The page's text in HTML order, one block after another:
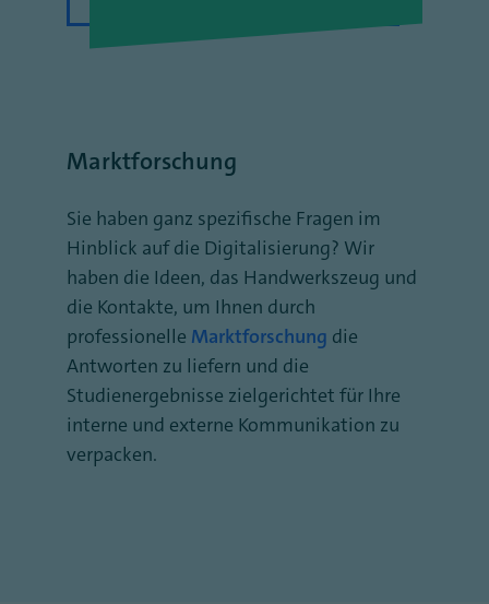
Marktforschung
Sie haben ganz spezifische Fragen im
Hinblick auf die Digitalisierung? Wir
haben die Ideen, das Handwerkszeug und
die Kontakte, um Ihnen durch
professionelle Marktforschung die
Antworten zu liefern und die
Studienergebnisse zielgerichtet für Ihre
interne und externe Kommunikation zu
verpacken.